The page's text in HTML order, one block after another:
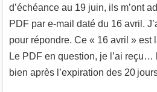
d’échéance au 19 juin, ils m’ont
PDF par e-mail daté du 16 avril.
pour répondre. Ce « 16 avril » est
Le PDF en question, je l’ai reçu…
bien après l’expiration des 20